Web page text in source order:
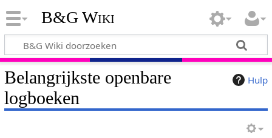
B&G Wiki
Hulp
Belangrijkste openbare
logboeken